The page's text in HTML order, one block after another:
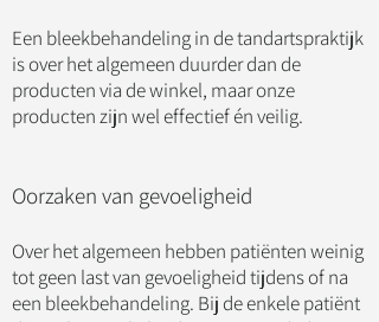
Een bleekbehandeling in de tandartspraktijk
is over het algemeen duurder dan de
producten via de winkel, maar onze
producten zijn wel effectief én veilig.
Oorzaken van gevoeligheid
Over het algemeen hebben patiënten weinig
tot geen last van gevoeligheid tijdens of na
een bleekbehandeling. Bij de enkele patiënt